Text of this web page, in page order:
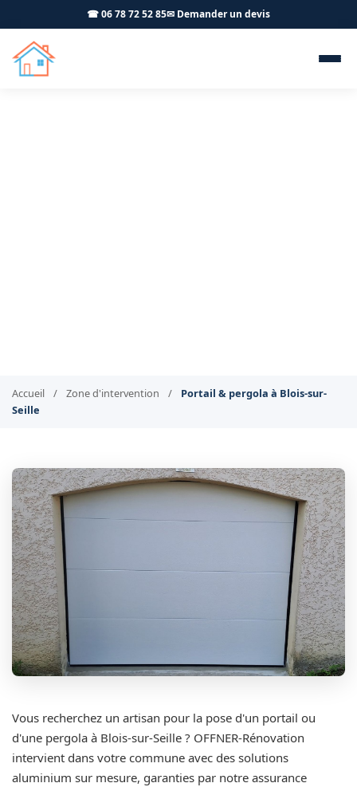
☎ 06 78 72 52 85✉ Demander un devis
Accueil / Zone d'intervention /
Portail & pergola à Blois-sur-
Seille
Vous recherchez un artisan pour la pose d'un portail ou
d'une pergola à Blois-sur-Seille ? OFFNER-Rénovation
intervient dans votre commune avec des solutions
aluminium sur mesure, garanties par notre assurance